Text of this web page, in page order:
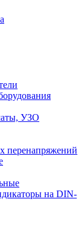
УЗО
перенапряжений
на DIN-